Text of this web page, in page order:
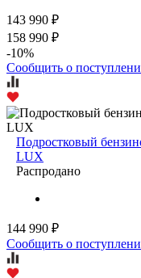
143 990 ₽
158 990 ₽
-10%
Сообщить о
Подростковый
LUX
Распродано
144 990 ₽
Сообщить о